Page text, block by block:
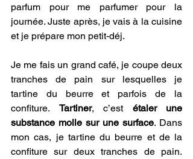
parfum pour me parfumer pour la
journée. Juste après, je vais à la cuisine
et je prépare mon petit-déj.
Je me fais un grand café, je coupe deux
tranches de pain sur lesquelles je
tartine du beurre et parfois de la
confiture. Tartiner, c’est étaler une
substance molle sur une surface. Dans
mon cas, je tartine du beurre et de la
confiture sur deux tranches de pain.